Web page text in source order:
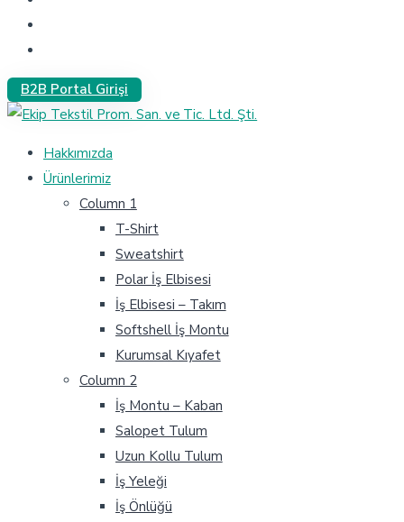
B2B Portal Girişi
Hakkımızda
Ürünlerimiz
Column 1
T-Shirt
Sweatshirt
Polar İş Elbisesi
İş Elbisesi – Takım
Softshell İş Montu
Kurumsal Kıyafet
Column 2
İş Montu – Kaban
Salopet Tulum
Uzun Kollu Tulum
İş Yeleği
İş Önlüğü